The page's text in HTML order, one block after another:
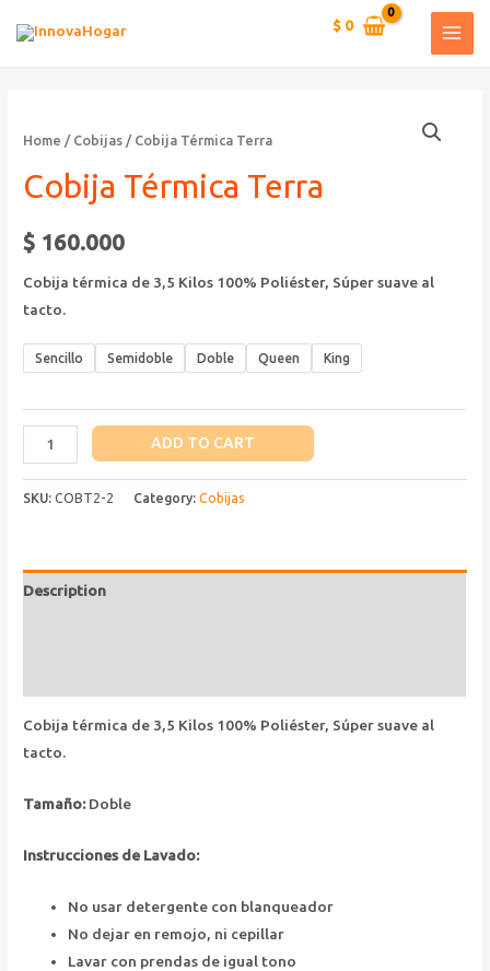
$ 0
Home / Cobijas / Cobija Térmica Terra
Cobija Térmica Terra
$ 160.000
Cobija térmica de 3,5 Kilos 100% Poliéster, Súper suave al
tacto.
Sencillo Semidoble Doble Queen King
Cobija
Térmica
Terra
ADD TO CART
SKU:COBT2-2 Category:Cobijas
Description
Cobija térmica de 3,5 Kilos 100% Poliéster, Súper suave al
tacto.
Tamaño:Doble
Instrucciones de Lavado:
No usar detergente con blanqueador
No dejar en remojo, ni cepillar
Lavar con prendas de igual tono